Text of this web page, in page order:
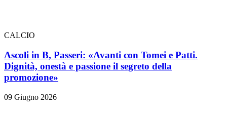
CALCIO
Ascoli in B, Passeri: «Avanti con Tomei e Patti.
Dignità, onestà e passione il segreto della
promozione»
09 Giugno 2026